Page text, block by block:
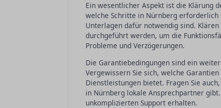
Ein wesentlicher Aspekt ist die Klärung
welche Schritte in Nürnberg
Unterlagen dafür notwendig sind.
durchgeführt werden, um die
Probleme und Verzögerungen.
Die Garantiebedingungen sind ein
Vergewissern Sie sich, welche
Dienstleistungen bietet. Fragen Sie
in Nürnberg lokale Ansprechpartner
unkomplizierten Support erhalten.